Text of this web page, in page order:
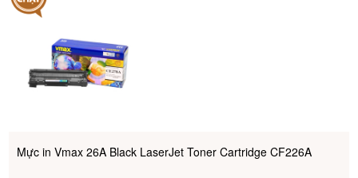
Mực in Vmax 26A Black LaserJet Toner Cartridge CF226A